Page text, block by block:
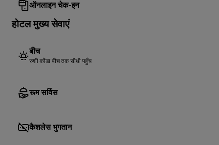
ऑनलाइन चेक-इन
होटल मुख्य सेवाएं
बीच
रुशी कोंडा बीच तक सीधी पहुँच
रूम सर्विस
कैशलेस भुगतान